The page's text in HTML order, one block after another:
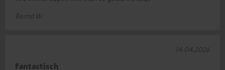
Bernd W.
Fantastisch
14.04.2026